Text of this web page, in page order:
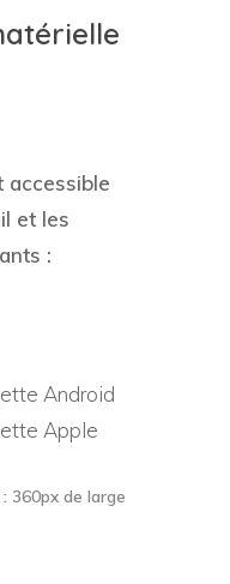
accessible
et les
:
Android
Apple
360px de large